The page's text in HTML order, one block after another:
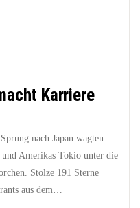
Karriere
nach Japan wagten
und Amerikas Tokio unter die
Stolze 191 Sterne
aus dem…